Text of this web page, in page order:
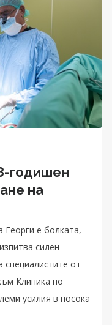
годишен
на
Георги е болката,
силен
специалистите от
Клиника по
усилия в посока